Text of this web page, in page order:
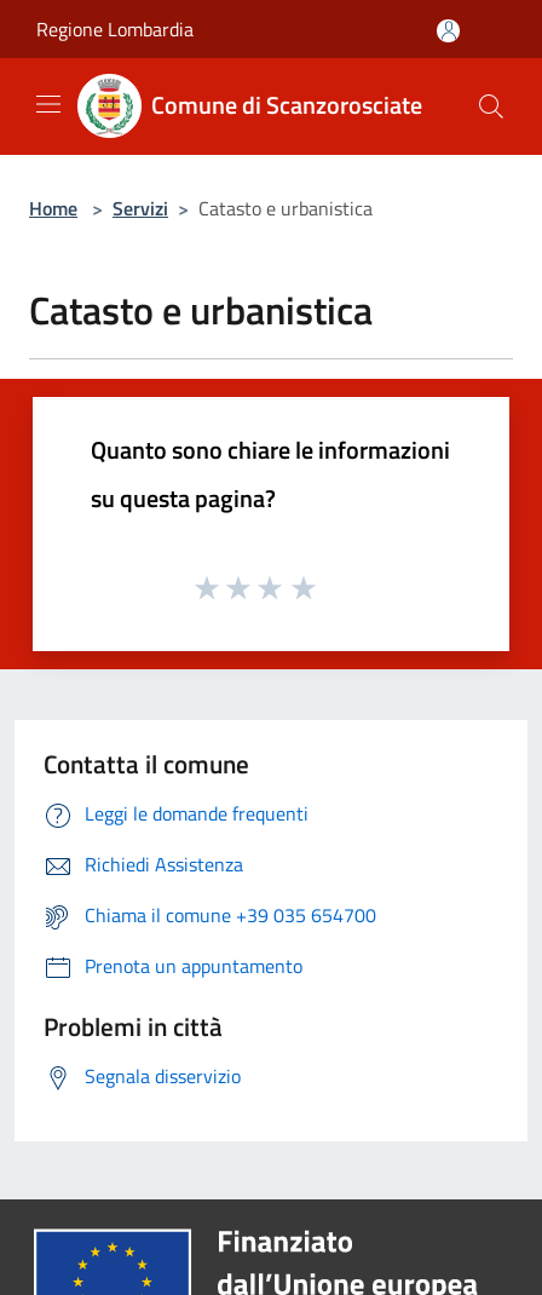
Regione Lombardia
Comune di Scanzorosciate
Home > Servizi > Catasto e urbanistica
Catasto e urbanistica
Quanto sono chiare le informazioni
su questa pagina?
Contatta il comune
Leggi le domande frequenti
Richiedi Assistenza
Chiama il comune +39 035 654700
Prenota un appuntamento
Problemi in città
Segnala disservizio